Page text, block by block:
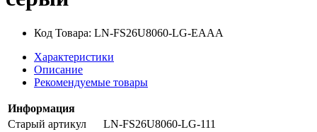
Код Товара: LN-FS26U8060-LG-EAAA
Характеристики
Описание
Рекомендуемые товары
Информация
Старый артикул
LN-FS26U8060-LG-111